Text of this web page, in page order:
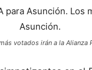
votados irán a la Alianza